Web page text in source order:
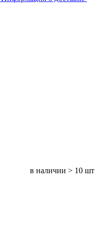
в наличии > 10 шт